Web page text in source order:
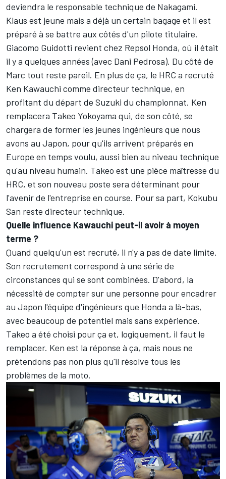
deviendra le responsable technique de Nakagami.
Klaus est jeune mais a déjà un certain bagage et il est
préparé à se battre aux côtés d'un pilote titulaire.
Giacomo Guidotti revient chez Repsol Honda, où il était
il y a quelques années (avec Dani Pedrosa). Du côté de
Marc tout reste pareil. En plus de ça, le HRC a recruté
Ken Kawauchi comme directeur technique, en
profitant du départ de Suzuki du championnat. Ken
remplacera Takeo Yokoyama qui, de son côté, se
chargera de former les jeunes ingénieurs que nous
avons au Japon, pour qu'ils arrivent préparés en
Europe en temps voulu, aussi bien au niveau technique
qu'au niveau humain. Takeo est une pièce maîtresse du
HRC, et son nouveau poste sera déterminant pour
l'avenir de l'entreprise en course. Pour sa part, Kokubu
San reste directeur technique.
Quelle influence Kawauchi peut-il avoir à moyen
terme ?
Quand quelqu'un est recruté, il n'y a pas de date limite.
Son recrutement correspond à une série de
circonstances qui se sont combinées. D'abord, la
nécessité de compter sur une personne pour encadrer
au Japon l'équipe d'ingénieurs que Honda a là-bas,
avec beaucoup de potentiel mais sans expérience.
Takeo a été choisi pour ça et, logiquement, il faut le
remplacer. Ken est la réponse à ça, mais nous ne
prétendons pas non plus qu'il résolve tous les
problèmes de la moto.